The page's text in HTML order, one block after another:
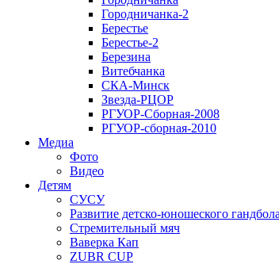
Городничанка-2
Берестье
Берестье-2
Березина
Витебчанка
СКА-Минск
Звезда-РЦОР
РГУОР-Сборная-2008
РГУОР-сборная-2010
Медиа
Фото
Видео
Детям
СУСУ
Развитие детско-юношеского гандбола
Стремительный мяч
Ваверка Кап
ZUBR CUP